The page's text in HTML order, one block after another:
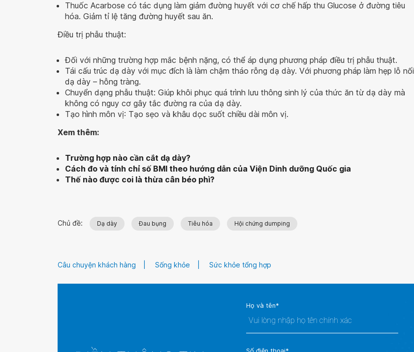
Thuốc Acarbose có tác dụng làm giảm đường huyết với cơ chế hấp thu Glucose ở đường tiêu
hóa. Giảm tỉ lệ tăng đường huyết sau ăn.
Điều trị phẫu thuật:
Đối với những trường hợp mắc bệnh nặng, có thể áp dụng phương pháp điều trị phẫu thuật.
Tái cấu trúc dạ dày với mục đích là làm chậm tháo rỗng dạ dày. Với phương pháp làm hẹp lỗ nối
dạ dày – hỗng tràng.
Chuyển dạng phẫu thuật: Giúp khôi phục quá trình lưu thông sinh lý của thức ăn từ dạ dày mà
không có nguy cơ gây tắc đường ra của dạ dày.
Tạo hình môn vị: Tạo sẹo và khâu dọc suốt chiều dài môn vị.
Xem thêm:
Trường hợp nào cần cắt dạ dày?
Cách đo và tính chỉ số BMI theo hướng dẫn của Viện Dinh dưỡng Quốc gia
Thế nào được coi là thừa cân béo phì?
Chủ đề: Dạ dày Đau bụng Tiêu hóa Hội chứng dumping
Câu chuyện khách hàng Sống khỏe Sức khỏe tổng hợp